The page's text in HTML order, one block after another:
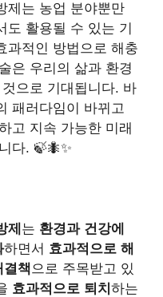
제는 농업 분야뿐만
도 활용될 수 있는 기
과적인 방법으로 해충
은 우리의 삶과 환경
으로 기대됩니다. 바
패러다임이 바뀌고
고 지속 가능한 미래
다. 🍃🐜✨
제 는 환경과 건강에
하면서 효과적으로 해
결책 으로 주목받고 있
효과적으로 퇴치 하는